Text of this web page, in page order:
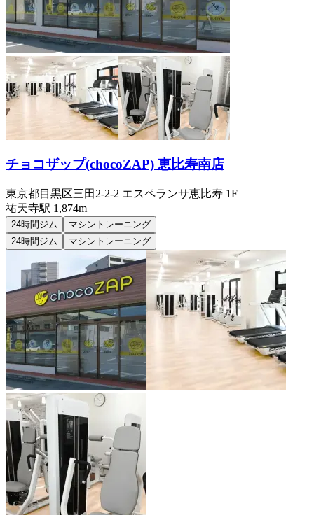
チョコザップ(chocoZAP) 恵比寿南店
東京都目黒区三田2-2-2 エスペランサ恵比寿 1F
祐天寺駅 1,874m
24時間ジム
マシントレーニング
24時間ジム
マシントレーニング